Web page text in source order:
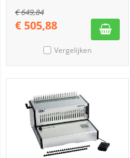
€649,84
€ 505,88
Vergelijken